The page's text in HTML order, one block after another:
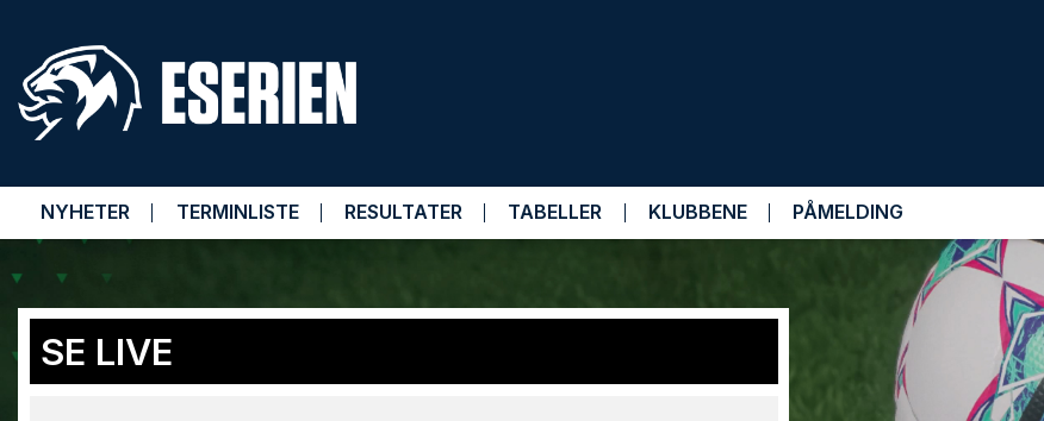
NYHETER TERMINLISTE RESULTATER TABELLER KLUBBENE PÅMELDING
SE LIVE